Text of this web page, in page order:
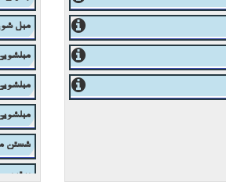
بهترین
مبل
شستن